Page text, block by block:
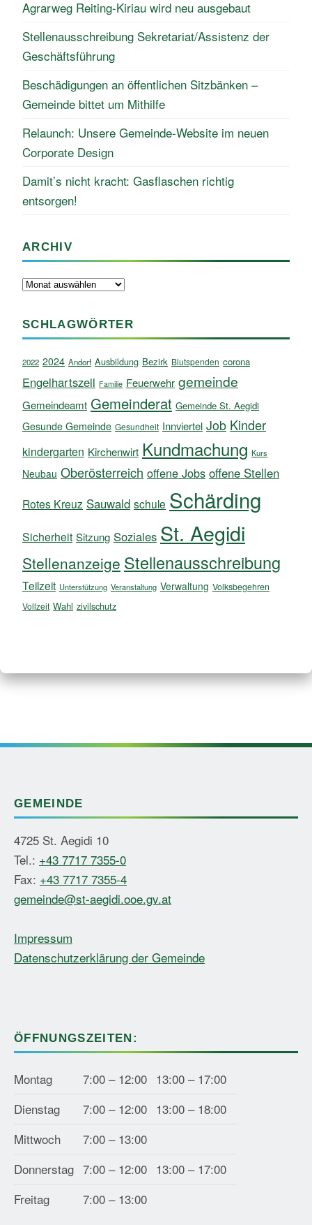
Agrarweg Reiting-Kiriau wird neu ausgebaut
Stellenausschreibung Sekretariat/Assistenz der
Geschäftsführung
Beschädigungen an öffentlichen Sitzbänken –
Gemeinde bittet um Mithilfe
Relaunch: Unsere Gemeinde-Website im neuen
Corporate Design
Damit’s nicht kracht: Gasflaschen richtig
entsorgen!
ARCHIV
Archiv
SCHLAGWÖRTER
2022 2024 Andorf Ausbildung Bezirk Blutspenden corona
Engelhartszell Familie Feuerwehr gemeinde
Gemeindeamt Gemeinderat Gemeinde St. Aegidi
Gesunde Gemeinde Gesundheit Innviertel Job Kinder
kindergarten Kirchenwirt Kundmachung Kurs
Neubau Oberösterreich offene Jobs offene Stellen
Rotes Kreuz Sauwald schule Schärding
Sicherheit Sitzung Soziales St. Aegidi
Stellenanzeige Stellenausschreibung
Teilzeit Unterstützung Veranstaltung Verwaltung Volksbegehren
Vollzeit Wahl zivilschutz
GEMEINDE
4725 St. Aegidi 10
Tel.: +43 7717 7355-0
Fax: +43 7717 7355-4
gemeinde@st-aegidi.ooe.gv.at
Impressum
Datenschutzerklärung der Gemeinde
ÖFFNUNGSZEITEN:
Montag 7:00 – 12:00 13:00 – 17:00
Dienstag
7:00 – 12:00 13:00 – 18:00
Mittwoch
7:00 – 13:00
Donnerstag 7:00 – 12:00 13:00 – 17:00
Freitag
7:00 – 13:00